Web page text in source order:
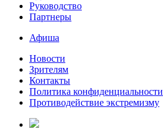
Руководство
Партнеры
Афиша
Новости
Зрителям
Контакты
Политика конфиденциальности
Противодействие экстремизму